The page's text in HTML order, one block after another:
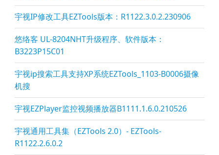
宇视IP修改工具EZTools版本：R1122.3.0.2.230906
悠络客 UL-8204NHT升级程序、软件版本：
B3223P15C01
宇视ip搜索工具支持XP系统EZTools_1103-B0006摄像
机搜
宇视EZPlayer监控视频播放器B1111.1.6.0.210526
宇视通用工具集（EZTools 2.0）- EZTools-
R1122.2.6.0.2